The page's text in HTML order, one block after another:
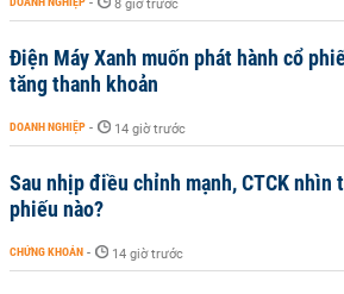
8 giờ trước
Điện Máy Xanh muốn phát hành cổ
tăng thanh khoản
DOANH NGHIỆP - 14 giờ trước
Sau nhịp điều chỉnh mạnh, CTCK nhìn
phiếu nào?
CHỨNG KHOÁN - 14 giờ trước